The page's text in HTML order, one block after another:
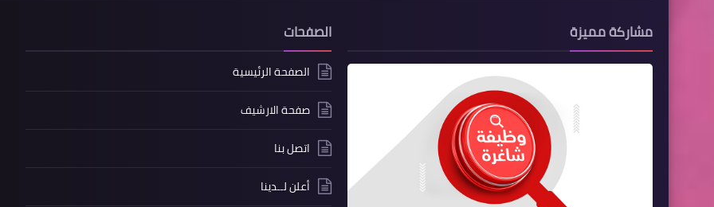
مشاركة مميزة الصفحات
الصفحة الرئيسية
صفحة الارشيف
اتصل بنا
أعلن لــدينا